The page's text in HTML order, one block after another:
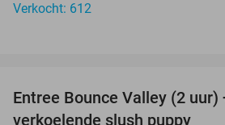
Verkocht: 612
Entree Bounce Valley (2 uur)
verkoelende slush puppy